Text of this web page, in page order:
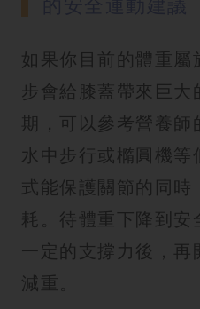
如果你目前的體重
步會給膝蓋帶來巨大
期，可以參考營養師
水中步行或橢圓機
式能保護關節的同時
耗。待體重下降到安
一定的支撐力後，再
減重。